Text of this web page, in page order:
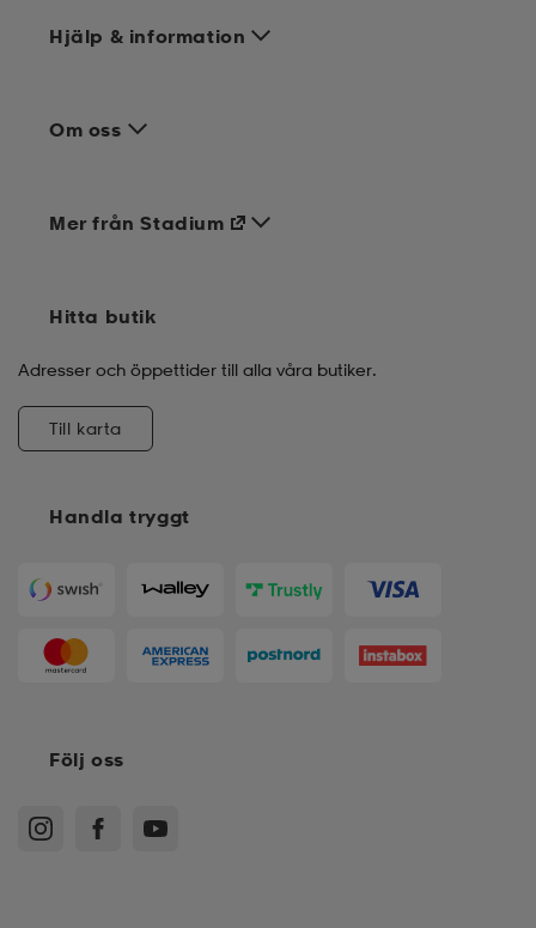
Hjälp & information
Om oss
Handla tryggt
Mer från Stadium
Hitta butik
Adresser och öppettider till alla våra butiker.
Till karta
Följ oss